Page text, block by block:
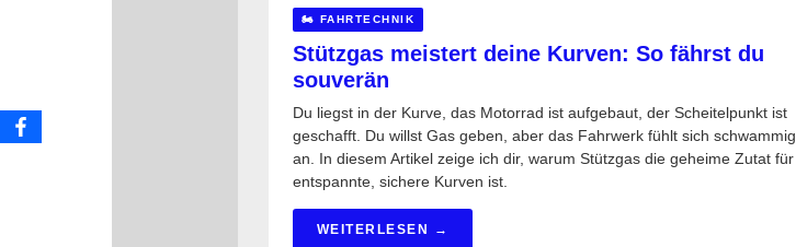
🏍️ FAHRTECHNIK
Stützgas meistert deine Kurven: So fährst du
souverän
Du liegst in der Kurve, das Motorrad ist aufgebaut, der Scheitelpunkt ist
geschafft. Du willst Gas geben, aber das Fahrwerk fühlt sich schwammig
an. In diesem Artikel zeige ich dir, warum Stützgas die geheime Zutat für
entspannte, sichere Kurven ist.
WEITERLESEN →